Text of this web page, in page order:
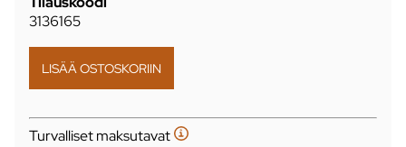
3136165
Turvalliset maksutavat